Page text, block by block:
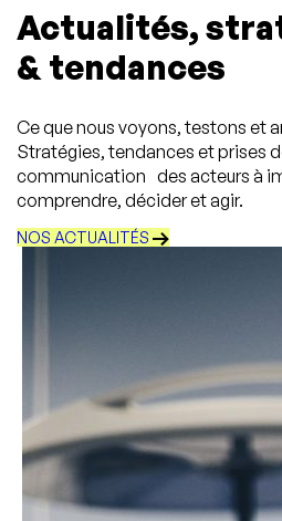
Actualités,
& tendances
Ce que nous voyons, testons et
Stratégies, tendances et prises
communication des acteurs à
comprendre, décider et agir.
NOS ACTUALITÉS